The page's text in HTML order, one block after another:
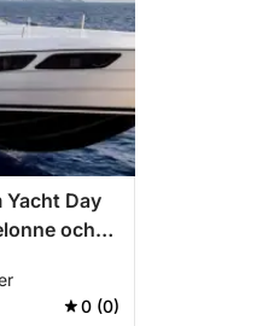
Yacht Day
och
0 (0)